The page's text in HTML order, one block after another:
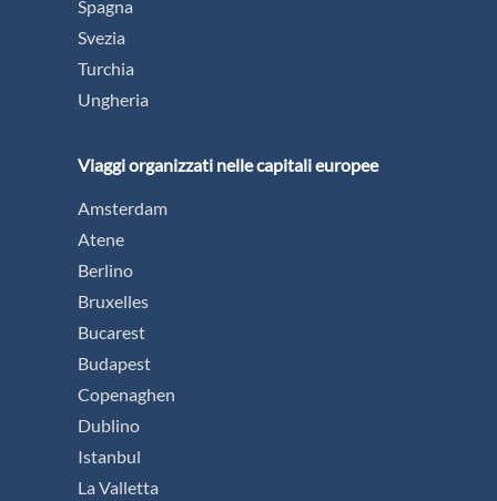
Spagna
Svezia
Turchia
Ungheria
Viaggi organizzati nelle capitali europee
Amsterdam
Atene
Berlino
Bruxelles
Bucarest
Budapest
Copenaghen
Dublino
Istanbul
La Valletta